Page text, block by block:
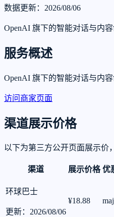
数据更新：2026/08/06
OpenAI 旗下的智能对话与内
服务概述
OpenAI 旗下的智能对话与内
访问商家页面
渠道展示价格
以下为第三方公开页面展示价
渠道 展示价格 优
环球巴士
更新：2026/08/06
¥18.88